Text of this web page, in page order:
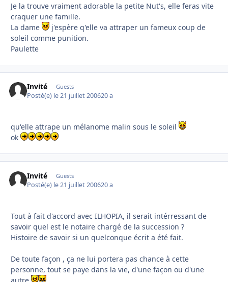
Je la trouve vraiment adorable la petite Nut's, elle feras vite
craquer une famille.
La dame
j'espère q'elle va attraper un fameux coup de
soleil comme punition.
Paulette
Invité Guests
Posté(e) le 21 juillet 200620 a
qu'elle attrape un mélanome malin sous le soleil
ok
Invité Guests
Posté(e) le 21 juillet 200620 a
Tout à fait d'accord avec ILHOPIA, il serait intérressant de
savoir quel est le notaire chargé de la succession ?
Histoire de savoir si un quelconque écrit a été fait.
De toute façon , ça ne lui portera pas chance à cette
personne, tout se paye dans la vie, d'une façon ou d'une